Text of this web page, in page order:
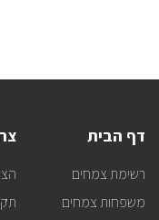
דף הבית
רשימת צמחים
משפחות צמחים